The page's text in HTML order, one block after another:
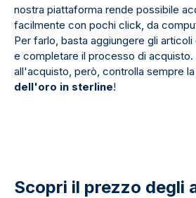
nostra piattaforma rende possibile
facilmente con pochi click, da
Per farlo, basta aggiungere gli
e completare il processo di
all'acquisto, però, controlla sempre la
dell'oro in sterline!
Scopri il prezzo degli